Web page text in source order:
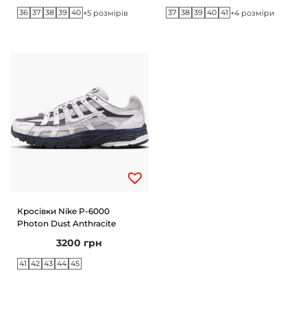
36 37 38 39 40 +5 розмірів 37 38 39 40 41 +4 розміри
Кросівки Nike P-6000
Photon Dust Anthracite
3200 грн
41 42 43 44 45